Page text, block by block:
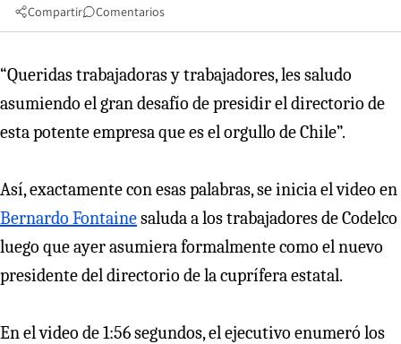
Compartir Comentarios
“Queridas trabajadoras y trabajadores, les saludo
asumiendo el gran desafío de presidir el directorio de
esta potente empresa que es el orgullo de Chile”.
Así, exactamente con esas palabras, se inicia el video en
Bernardo Fontainesaluda a los trabajadores de Codelco
luego que ayer asumiera formalmente como el nuevo
presidente del directorio de la cuprífera estatal.
En el video de 1:56 segundos, el ejecutivo enumeró los